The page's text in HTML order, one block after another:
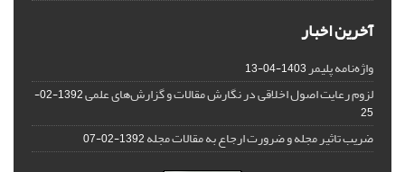
آخرین اخبار
واژه‌نامه پلیمر1403-04-13
لزوم رعایت اصول اخلاقی در نگارش مقالات و گزارش‌‌های علمی
1392-02-
25
ضریب تاثیر مجله و ضرورت ارجاع به مقالات مجله1392-02-07